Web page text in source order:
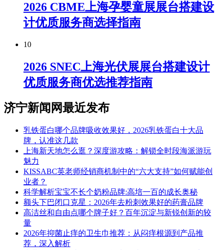
2026 CBME上海孕婴童展展台搭建设
计优质服务商选择指南
10
2026 SNEC上海光伏展展台搭建设计
优质服务商优选推荐指南
济宁新闻网最近发布
乳铁蛋白哪个品牌吸收效果好，2026乳铁蛋白十大品
牌，认准这几款
上海新天地怎么逛？深度游攻略：解锁全时段海派游玩
魅力
KISSABC英老师经销商机制中的“六大支持”如何赋能创
业者？
科学解析宝宝不长个奶粉品牌:高培一百的成长奥秘
额头下巴闭口克星：2026年去粉刺效果好的药膏品牌
高洁丝和自由点哪个牌子好？百年沉淀与新锐创新的较
量
2026年抑菌止痒的卫生巾推荐：从闷痒根源到产品推
荐，深入解析